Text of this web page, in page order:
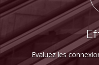
Evaluez les